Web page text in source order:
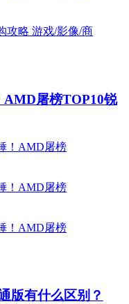
AMD屠榜TOP10锐
版有什么区别？